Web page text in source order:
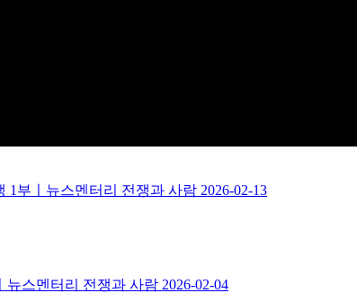
1부ㅣ뉴스멘터리 전쟁과 사람 2026-02-13
뉴스멘터리 전쟁과 사람 2026-02-04